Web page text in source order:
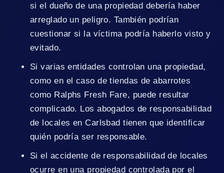
si el dueño de una propiedad debería haber
arreglado un peligro. También podrían
cuestionar si la víctima podría haberlo visto y
evitado.
Si varias entidades controlan una propiedad,
como en el caso de tiendas de abarrotes
como Ralphs Fresh Fare, puede resultar
complicado. Los abogados de responsabilidad
de locales en Carlsbad tienen que identificar
quién podría ser responsable.
Si el accidente de responsabilidad de locales
ocurre en una propiedad controlada por el